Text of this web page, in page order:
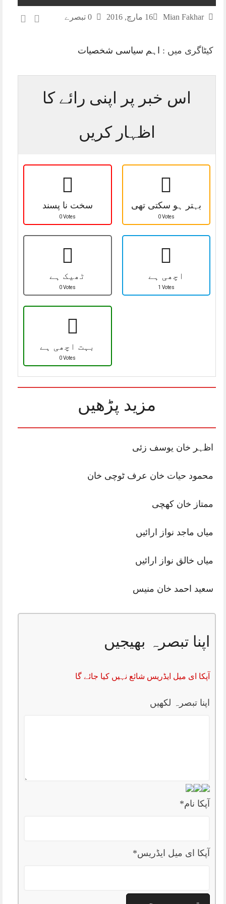
Mian Fakhar 16 مارچ, 2016
کیٹاگری میں : اہم سیاسی شخصیات
اس خبر پر اپنی رائے کا
اظہار کریں
سخت نا پسند
0 Votes
بہتر ہو سکتی تھی
0 Votes
ٹھیک ہے
0 Votes
اچھی ہے
1 Votes
بہت اچھی ہے
0 Votes
مزید پڑھیں
اظہر خان یوسف زئی
محمود حیات خان عرف ٹوچی خان
ممتاز خان کھچی
میاں ماجد نواز ارائیں
میاں خالق نواز ارائیں
سعید احمد خان منیس
اپنا تبصرہ بھیجیں
آپکا ای میل ایڈریس شائع نہیں کیا جائے گا
اپنا تبصرہ لکھیں
آپکا نام*
آپکا ای میل ایڈریس*